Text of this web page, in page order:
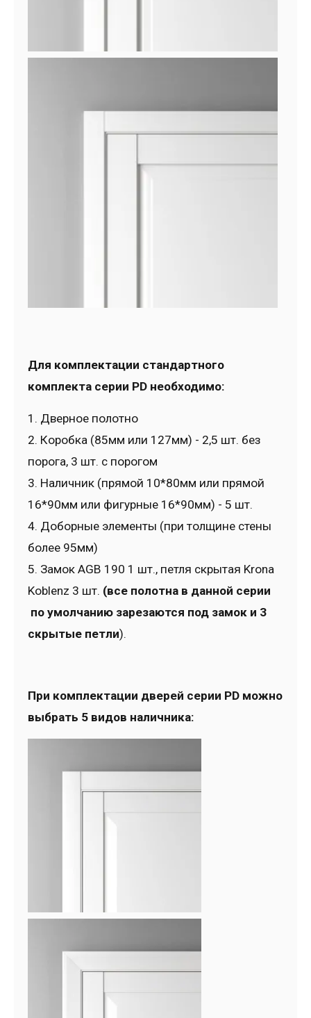
Для комплектации стандартного
комплекта серии PD необходимо:
1. Дверное полотно
2. Коробка (85мм или 127мм) - 2,5 шт. без
порога, 3 шт. с порогом
3. Наличник (прямой 10*80мм или прямой
16*90мм или фигурные 16*90мм) - 5 шт.
4. Доборные элементы (при толщине стены
более 95мм)
5. Замок AGB 190 1 шт., петля скрытая Krona
Koblenz 3 шт. (все полотна в данной серии
по умолчанию зарезаются под замок и 3
скрытые петли).
При комплектации дверей серии PD можно
выбрать 5 видов наличника: